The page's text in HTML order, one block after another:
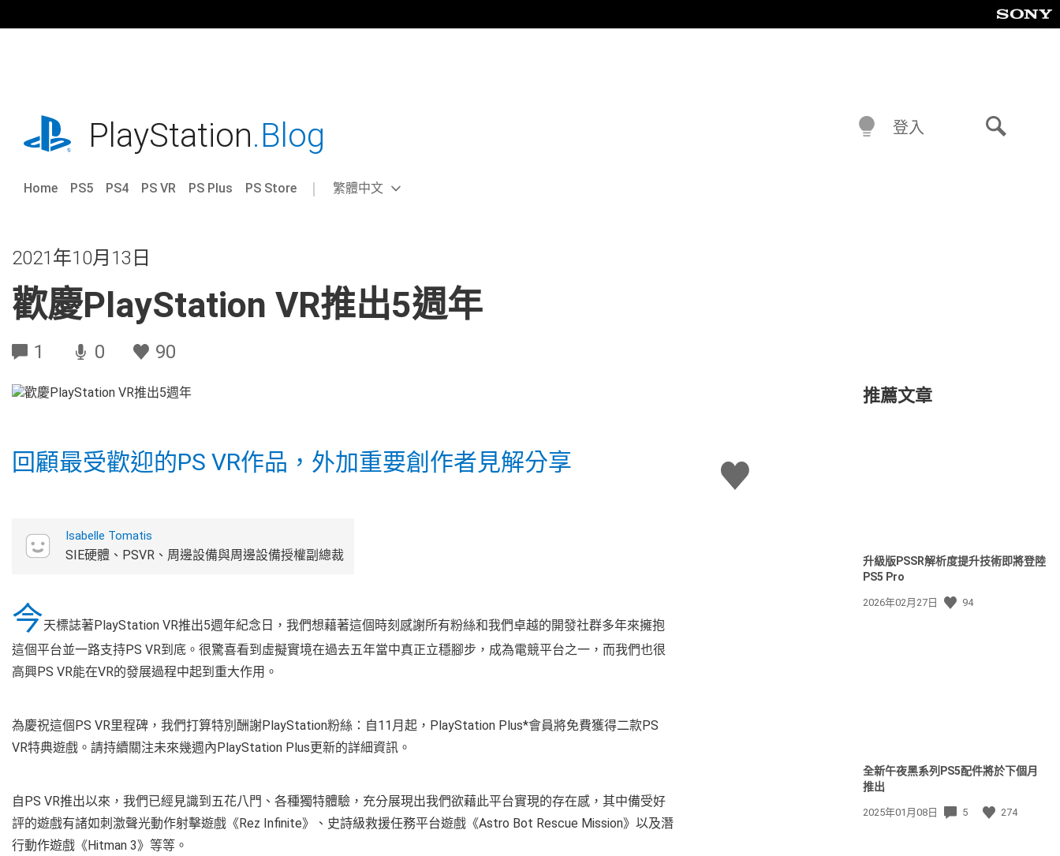
往
playstation.comPlayStation.Blog
Home PS5 PS4 PS VR PS Plus PS Store
Select
Current
繁體中文
登入
2021年10月13日
歡慶PlayStation VR推出5週年
1 0 90
讚
回顧最受歡迎的PS VR作品，外加重要創作者見解分享
Isabelle Tomatis
SIE硬體、PSVR、周邊設備與周邊設備授權副總裁
今天標誌著PlayStation VR推出5週年紀念日，我們想藉著這個時刻感謝所有粉絲和我們卓越的開發社群多年來擁抱
這個平台並一路支持PS VR到底。很驚喜看到虛擬實境在過去五年當中真正立穩腳步，成為電競平台之一，而我們也很
高興PS VR能在VR的發展過程中起到重大作用。
為慶祝這個PS VR里程碑，我們打算特別酬謝PlayStation粉絲：自11月起，PlayStation Plus*會員將免費獲得二款PS
VR特典遊戲。請持續關注未來幾週內PlayStation Plus更新的詳細資訊。
自PS VR推出以來，我們已經見識到五花八門、各種獨特體驗，充分展現出我們欲藉此平台實現的存在感，其中備受好
評的遊戲有諸如刺激聲光動作射擊遊戲《Rez Infinite》、史詩級救援任務平台遊戲《Astro Bot Rescue Mission》以及潛
行動作遊戲《Hitman 3》等等。
推薦文章
升級版PSSR解析度提升技術即將登陸
PS5 Pro
發
2026年02月27日 94
全新午夜黑系列PS5配件將於下個月
推出
發
2025年01月08日 5 274